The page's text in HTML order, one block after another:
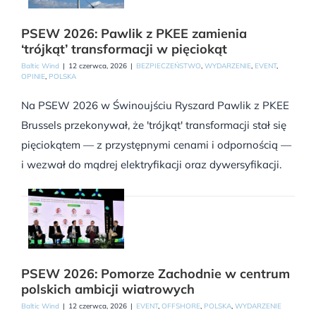
PSEW 2026: Pawlik z PKEE zamienia
‘trójkąt’ transformacji w pięciokąt
Baltic Wind | 12 czerwca, 2026 | BEZPIECZEŃSTWO, WYDARZENIE, EVENT,
OPINIE, POLSKA
Na PSEW 2026 w Świnoujściu Ryszard Pawlik z PKEE
Brussels przekonywał, że 'trójkąt' transformacji stał się
pięciokątem — z przystępnymi cenami i odpornością —
i wezwał do mądrej elektryfikacji oraz dywersyfikacji.
PSEW 2026: Pomorze Zachodnie w centrum
polskich ambicji wiatrowych
Baltic Wind | 12 czerwca, 2026 | EVENT, OFFSHORE, POLSKA, WYDARZENIE